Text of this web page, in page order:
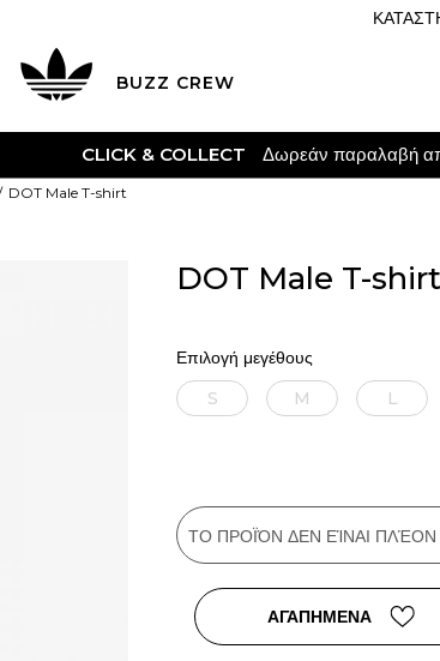
BUZZ CREW
Δωρεάν παραλαβή από κατάστημα ΔΕΊΤΕ ΠΕΡΙΣΣΌΤΕΡΑ
DOT Male T-shirt
DOT Male T-shirt
Επιλογή μεγέθους
S
M L
ΤΟ ΠΡΟΪΌΝ ΔΕΝ ΕΊΝΑΙ
ΑΓΑΠΗΜΕΝΑ